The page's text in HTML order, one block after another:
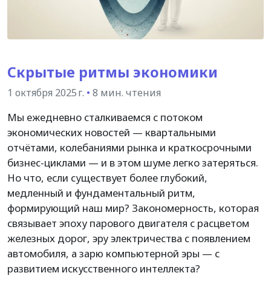
Скрытые ритмы экономики
1 октября 2025 г. • 8 мин. чтения
Мы ежедневно сталкиваемся с потоком
экономических новостей — квартальными
отчётами, колебаниями рынка и краткосрочными
бизнес-циклами — и в этом шуме легко затеряться.
Но что, если существует более глубокий,
медленный и фундаментальный ритм,
формирующий наш мир? Закономерность, которая
связывает эпоху парового двигателя с расцветом
железных дорог, эру электричества с появлением
автомобиля, а зарю компьютерной эры — с
развитием искусственного интеллекта?